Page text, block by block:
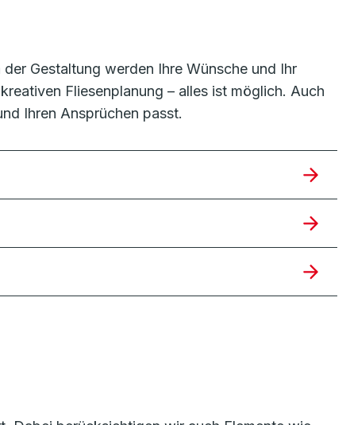
Gestaltung werden Ihre Wünsche und Ihr
Fliesenplanung – alles ist möglich. Auch
Ihren Ansprüchen passt.